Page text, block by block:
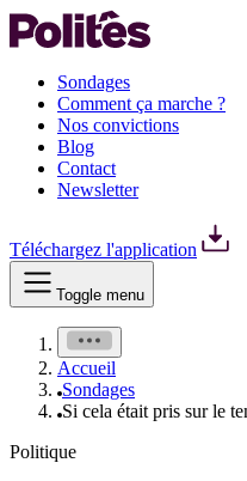
Sondages
Comment ça marche ?
Nos convictions
Blog
Contact
Newsletter
Téléchargez l'application
Toggle menu
Accueil
Sondages
Si cela était pris sur le
Politique